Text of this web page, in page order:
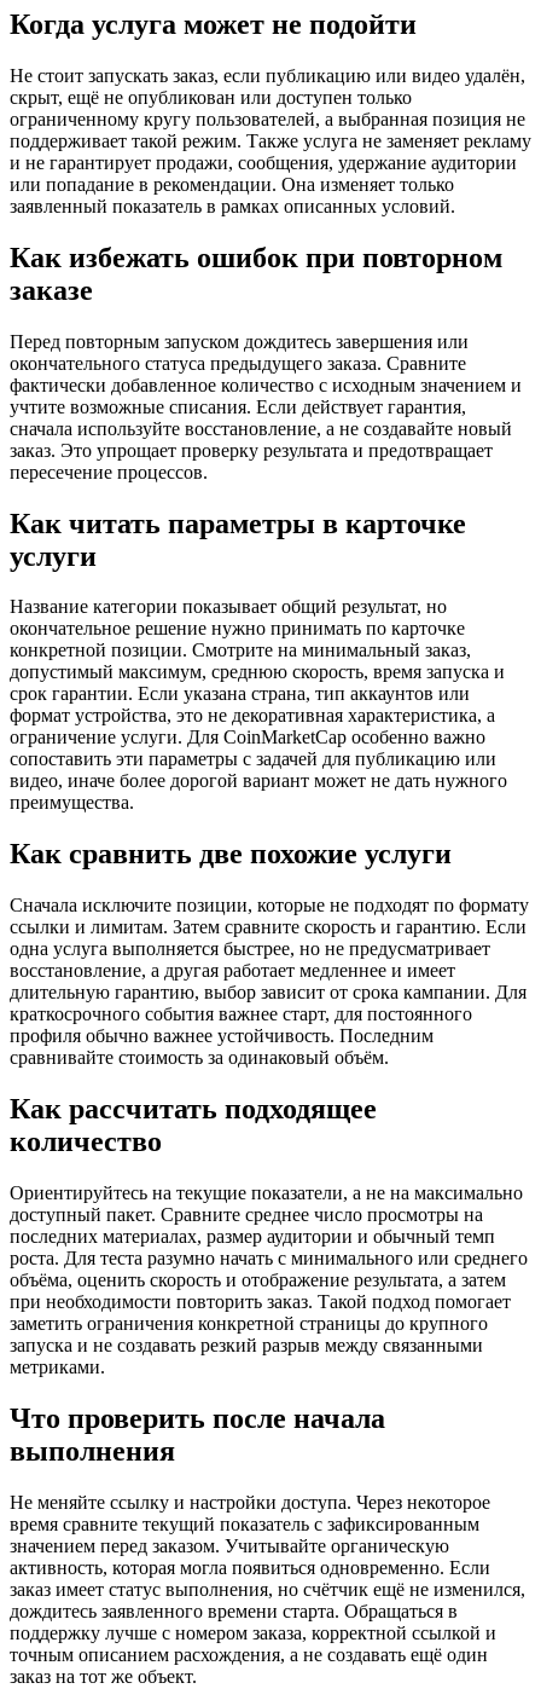
Когда услуга может не подойти
Не стоит запускать заказ, если публикацию или видео удалён,
скрыт, ещё не опубликован или доступен только
ограниченному кругу пользователей, а выбранная позиция не
поддерживает такой режим. Также услуга не заменяет рекламу
и не гарантирует продажи, сообщения, удержание аудитории
или попадание в рекомендации. Она изменяет только
заявленный показатель в рамках описанных условий.
Как избежать ошибок при повторном
заказе
Перед повторным запуском дождитесь завершения или
окончательного статуса предыдущего заказа. Сравните
фактически добавленное количество с исходным значением и
учтите возможные списания. Если действует гарантия,
сначала используйте восстановление, а не создавайте новый
заказ. Это упрощает проверку результата и предотвращает
пересечение процессов.
Как читать параметры в карточке
услуги
Название категории показывает общий результат, но
окончательное решение нужно принимать по карточке
конкретной позиции. Смотрите на минимальный заказ,
допустимый максимум, среднюю скорость, время запуска и
срок гарантии. Если указана страна, тип аккаунтов или
формат устройства, это не декоративная характеристика, а
ограничение услуги. Для CoinMarketCap особенно важно
сопоставить эти параметры с задачей для публикацию или
видео, иначе более дорогой вариант может не дать нужного
преимущества.
Как сравнить две похожие услуги
Сначала исключите позиции, которые не подходят по формату
ссылки и лимитам. Затем сравните скорость и гарантию. Если
одна услуга выполняется быстрее, но не предусматривает
восстановление, а другая работает медленнее и имеет
длительную гарантию, выбор зависит от срока кампании. Для
краткосрочного события важнее старт, для постоянного
профиля обычно важнее устойчивость. Последним
сравнивайте стоимость за одинаковый объём.
Как рассчитать подходящее
количество
Ориентируйтесь на текущие показатели, а не на максимально
доступный пакет. Сравните среднее число просмотры на
последних материалах, размер аудитории и обычный темп
роста. Для теста разумно начать с минимального или среднего
объёма, оценить скорость и отображение результата, а затем
при необходимости повторить заказ. Такой подход помогает
заметить ограничения конкретной страницы до крупного
запуска и не создавать резкий разрыв между связанными
метриками.
Что проверить после начала
выполнения
Не меняйте ссылку и настройки доступа. Через некоторое
время сравните текущий показатель с зафиксированным
значением перед заказом. Учитывайте органическую
активность, которая могла появиться одновременно. Если
заказ имеет статус выполнения, но счётчик ещё не изменился,
дождитесь заявленного времени старта. Обращаться в
поддержку лучше с номером заказа, корректной ссылкой и
точным описанием расхождения, а не создавать ещё один
заказ на тот же объект.